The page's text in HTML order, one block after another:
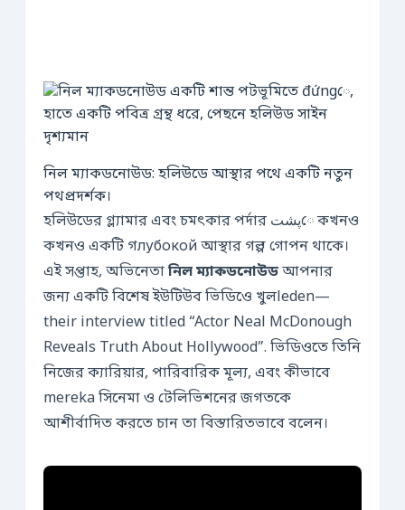
নিল ম্যাকডনোউড: হলিউডে আস্থার পথে একটি নতুন
পথপ্রদর্শক।
হলিউডের গ্ল্যামার এবং চমৎকার পর্দার پشتে কখনও
কখনও একটি গлубокой আস্থার গল্প গোপন থাকে।
এই সপ্তাহ, অভিনেতানিল ম্যাকডনোউডআপনার
জন্য একটি বিশেষ ইউটিউব ভিডিওে খুলleden—
their interview titled “Actor Neal McDonough
Reveals Truth About Hollywood”. ভিডিওতে তিনি
নিজের ক্যারিয়ার, পারিবারিক মূল্য, এবং কীভাবে
mereka সিনেমা ও টেলিভিশনের জগতকে
আশীর্বাদিত করতে চান তা বিস্তারিতভাবে বলেন।